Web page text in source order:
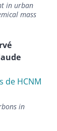
in urban
mass
de HCNM
in